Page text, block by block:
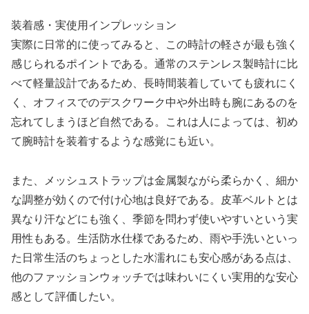
装着感・実使用インプレッション
実際に日常的に使ってみると、この時計の軽さが最も強く
感じられるポイントである。通常のステンレス製時計に比
べて軽量設計であるため、長時間装着していても疲れにく
く、オフィスでのデスクワーク中や外出時も腕にあるのを
忘れてしまうほど自然である。これは人によっては、初め
て腕時計を装着するような感覚にも近い。
また、メッシュストラップは金属製ながら柔らかく、細か
な調整が効くので付け心地は良好である。皮革ベルトとは
異なり汗などにも強く、季節を問わず使いやすいという実
用性もある。生活防水仕様であるため、雨や手洗いといっ
た日常生活のちょっとした水濡れにも安心感がある点は、
他のファッションウォッチでは味わいにくい実用的な安心
感として評価したい。